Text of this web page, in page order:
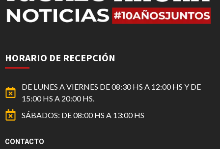
HORARIO DE RECEPCIÓN
DE LUNES A VIERNES DE 08:30 HS A 12:00 HS Y DE
15:00 HS A 20:00 HS.
SÁBADOS: DE 08:00 HS A 13:00 HS
CONTACTO